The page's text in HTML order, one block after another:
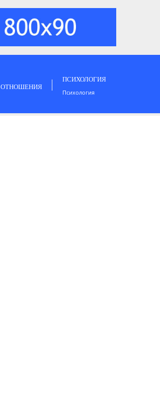
ОТНОШЕНИЯ
ПСИХОЛОГИЯ
Психология